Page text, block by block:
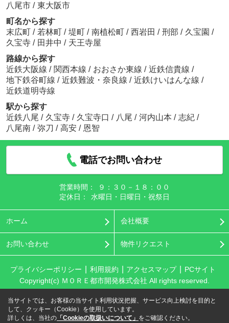
八尾市 / 東大阪市
町名から探す
末広町 / 若林町 / 堤町 / 南植松町 / 西岩田 / 刑部 / 久宝園 /
久宝寺 / 田井中 / 天王寺屋
路線から探す
近鉄大阪線 / 関西本線 / おおさか東線 / 近鉄信貴線 /
地下鉄谷町線 / 近鉄難波・奈良線 / 近鉄けいはんな線 /
近鉄道明寺線
駅から探す
近鉄八尾 / 久宝寺 / 久宝寺口 / 八尾 / 河内山本 / 志紀 /
八尾南 / 弥刀 / 高安 / 恩智
電話でお問い合わせ
営業時間：
９：３０－１８：００
定休日：
水曜日・日曜日・祝祭日
ホーム 会社概要
お問い合わせ 物件リクエスト
プライバシーポリシー 利用規約 アクセスマップ
PCサイト
Copyright(c) ＭＯＲＥ都市開発株式会社 All rights reserved.
当サイトでは、お客様の当サイト利用状況把握、サービス向上検討を目的と
して、クッキー（Cookie）を使用しています。
詳しくは、当社の 「Cookieの取扱いについて」 をご確認ください。